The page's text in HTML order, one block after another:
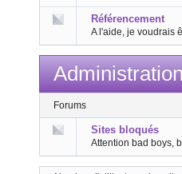
Référencement
A l'aide, je voudrais
Forums
Sites bloqués
Attention bad boys,